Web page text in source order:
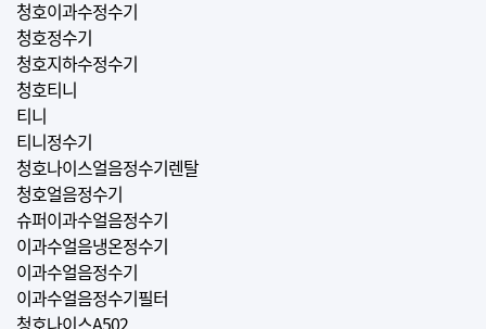
청호이과수정수기
청호정수기
청호지하수정수기
청호티니
티니
티니정수기
청호나이스얼음정수기렌탈
청호얼음정수기
슈퍼이과수얼음정수기
이과수얼음냉온정수기
이과수얼음정수기
이과수얼음정수기필터
청호나이스A502